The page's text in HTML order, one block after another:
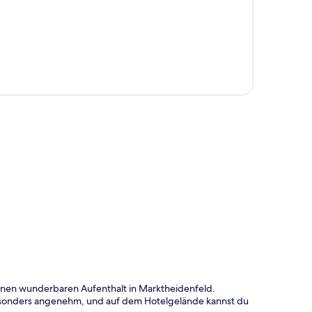
wunderbaren Aufenthalt in Marktheidenfeld.
angenehm, und auf dem Hotelgelände kannst du